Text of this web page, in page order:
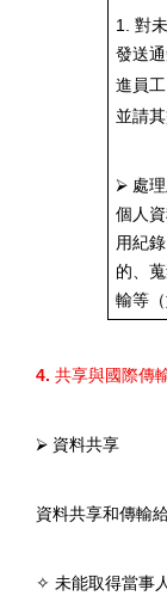
1.對
發送
進員
並請
⮚ 處
個人
用紀
的、
輸等（
4. 共享與國際傳
⮚ 資料共享
資料共享和傳輸
✧ 未能取得當事